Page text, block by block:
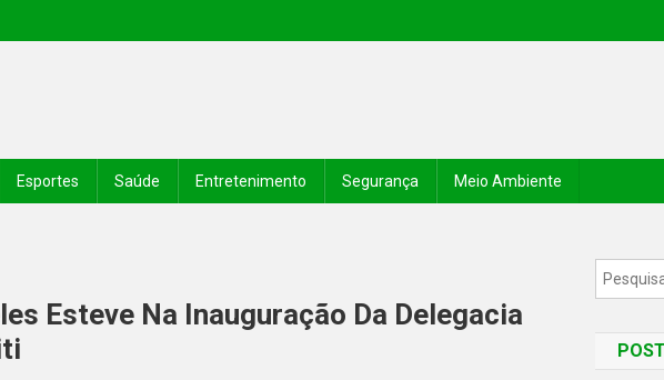
Esportes Saúde Entretenimento Segurança Meio Ambiente
Esteve Na Inauguração Da Delegacia